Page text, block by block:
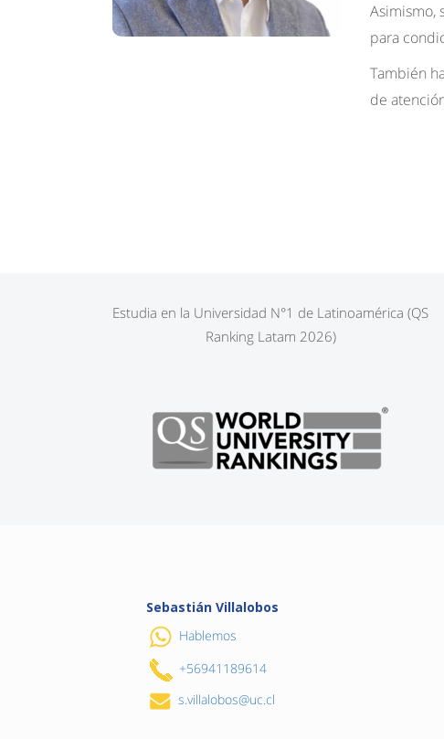
Asimismo,
para
También
de
Estudia en la Universidad N°1 de Latinoamérica (QS
Ranking Latam 2026)
Sebastián Villalobos
Hablemos
+56941189614
s.villalobos@uc.cl